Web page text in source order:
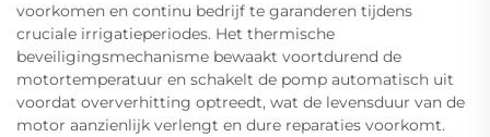
voorkomen en continu bedrijf te garanderen tijdens
cruciale irrigatieperiodes. Het thermische
beveiligingsmechanisme bewaakt voortdurend de
motortemperatuur en schakelt de pomp automatisch uit
voordat oververhitting optreedt, wat de levensduur van de
motor aanzienlijk verlengt en dure reparaties voorkomt.